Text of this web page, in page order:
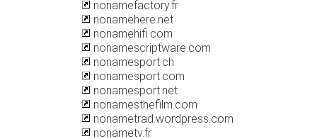
nonamefactory.fr
nonamehere.net
nonamehifi.com
nonamescriptware.com
nonamesport.ch
nonamesport.com
nonamesport.net
nonamesthefilm.com
nonametrad.wordpress.com
nonametv.fr